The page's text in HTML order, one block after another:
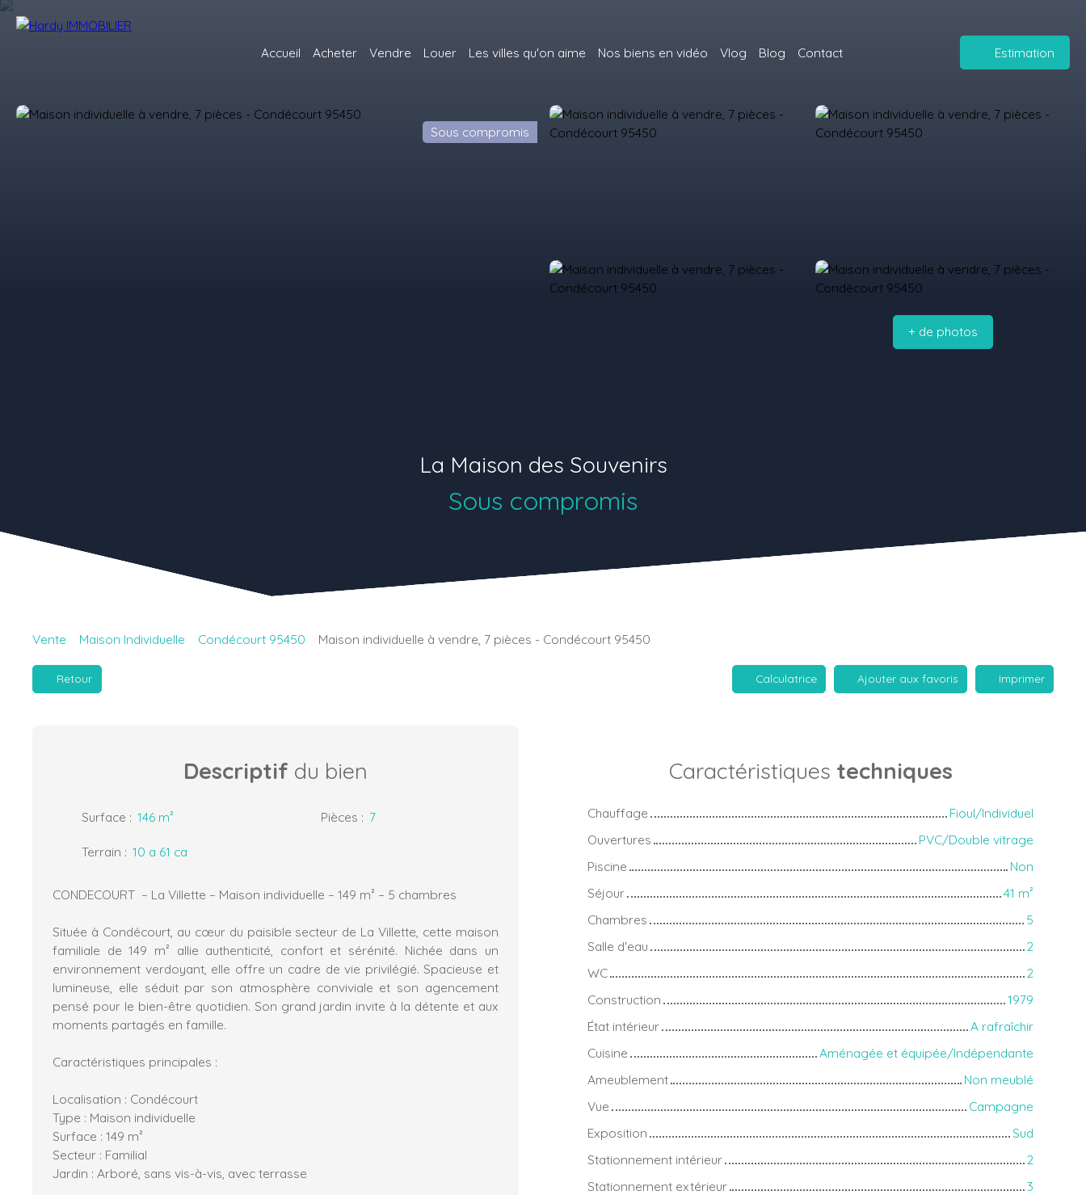
Accueil Acheter Vendre Louer Les villes qu'on aime Nos biens en vidéo Vlog Blog Contact Estimation
Sous compromis
+ de photos
La Maison des Souvenirs
Sous compromis
Vente Maison Individuelle Condécourt 95450 Maison individuelle à vendre, 7 pièces - Condécourt 95450
Retour Calculatrice Ajouter aux favoris Imprimer
Descriptif du bien
Surface : 146 m² Pièces : 7
Terrain : 10 a 61 ca
CONDECOURT – La Villette – Maison individuelle – 149 m² – 5 chambres
Située à Condécourt, au cœur du paisible secteur de La Villette, cette maison
familiale de 149 m² allie authenticité, confort et sérénité. Nichée dans un
environnement verdoyant, elle offre un cadre de vie privilégié. Spacieuse et
lumineuse, elle séduit par son atmosphère conviviale et son agencement
pensé pour le bien-être quotidien. Son grand jardin invite à la détente et aux
moments partagés en famille.
Caractéristiques principales :
Localisation : Condécourt
Type : Maison individuelle
Surface : 149 m²
Secteur : Familial
Jardin : Arboré, sans vis-à-vis, avec terrasse
Caractéristiques techniques
Chauffage
Fioul/Individuel
Ouvertures
PVC/Double vitrage
Piscine
Non
Séjour
41 m²
Chambres
5
Salle d'eau
2
WC
2
Construction
1979
État intérieur
A rafraîchir
Cuisine
Aménagée et équipée/Indépendante
Ameublement
Non meublé
Vue
Campagne
Exposition
Sud
Stationnement intérieur
2
Stationnement extérieur
3